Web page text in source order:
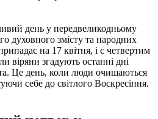
день у передвеликодньому
духовного змісту та народних
на 17 квітня, і є четвертим
віряни згадують останні дні
Це день, коли люди очищаються
себе до світлого Воскресіння.